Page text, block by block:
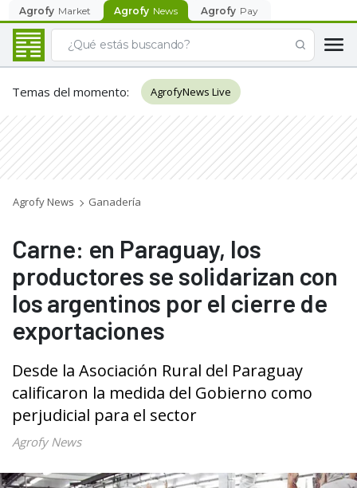
Agrofy Market Agrofy News Agrofy Pay
Temas del momento: AgrofyNews Live
Agrofy News Ganadería
Carne: en Paraguay, los
productores se solidarizan con
los argentinos por el cierre de
exportaciones
Desde la Asociación Rural del Paraguay
calificaron la medida del Gobierno como
perjudicial para el sector
Agrofy News